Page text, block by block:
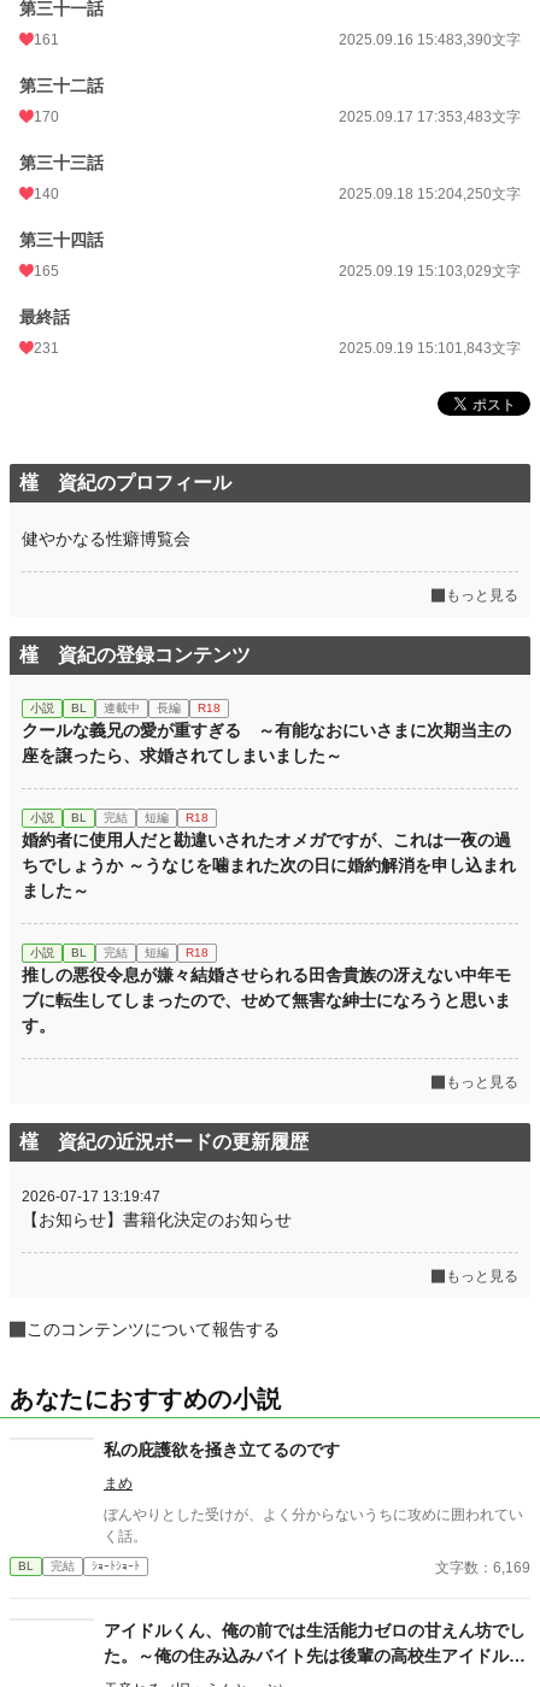
第三十一話
161 2025.09.16 15:483,390文字
第三十二話
170 2025.09.17 17:353,483文字
第三十三話
140 2025.09.18 15:204,250文字
第三十四話
165 2025.09.19 15:103,029文字
最終話
231 2025.09.19 15:101,843文字
槿 資紀のプロフィール
健やかなる性癖博覧会
もっと見る
槿 資紀の登録コンテンツ
小説 BL 連載中 長編 R18
クールな義兄の愛が重すぎる ～有能なおにいさまに次期当主の
座を譲ったら、求婚されてしまいました～
小説 BL 完結 短編 R18
婚約者に使用人だと勘違いされたオメガですが、これは一夜の過
ちでしょうか ～うなじを噛まれた次の日に婚約解消を申し込まれ
ました～
小説 BL 完結 短編 R18
推しの悪役令息が嫌々結婚させられる田舎貴族の冴えない中年モ
ブに転生してしまったので、せめて無害な紳士になろうと思いま
す。
もっと見る
槿 資紀の近況ボードの更新履歴
2026-07-17 13:19:47
【お知らせ】書籍化決定のお知らせ
もっと見る
このコンテンツについて報告する
あなたにおすすめの小説
私の庇護欲を掻き立てるのです
まめ
ぼんやりとした受けが、よく分からないうちに攻めに囲われてい
く話。
BL 完結 ｼｮｰﾄｼｮｰﾄ 文字数：6,169
アイドルくん、俺の前では生活能力ゼロの甘えん坊でし
た。～俺の住み込みバイト先は後輩の高校生アイドルく
んでした。